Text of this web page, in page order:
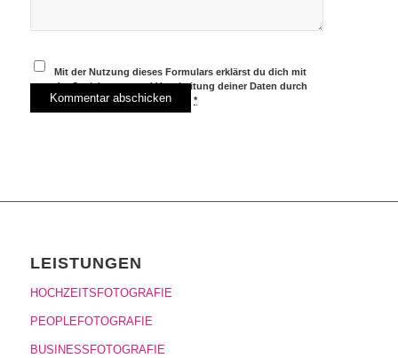
Mit der Nutzung dieses Formulars erklärst du dich mit
der Speicherung und Verarbeitung deiner Daten durch
diese Website einverstanden.*
LEISTUNGEN
HOCHZEITSFOTOGRAFIE
PEOPLEFOTOGRAFIE
BUSINESSFOTOGRAFIE